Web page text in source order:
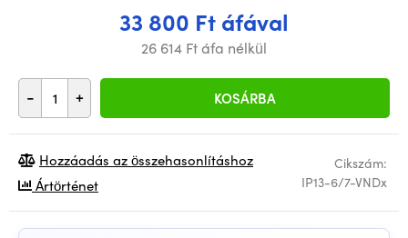
33 800 Ft áfával
26 614 Ft áfa nélkül
- + KOSÁRBA
Cikszám:
IP13-6/7-VNDx
Hozzáadás az összehasonlításhoz
Ártörténet